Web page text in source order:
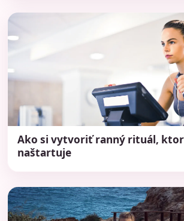
Ako si vytvoriť ranný rituál,
naštartuje